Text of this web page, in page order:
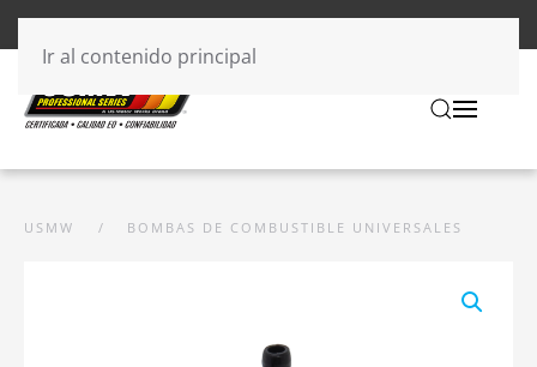
Ir al contenido principal
USMW BOMBAS DE COMBUSTIBLE UNIVERSALES